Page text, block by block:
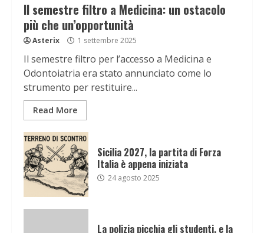
Il semestre filtro a Medicina: un ostacolo
più che un’opportunità
Asterix 1 settembre 2025
Il semestre filtro per l’accesso a Medicina e
Odontoiatria era stato annunciato come lo
strumento per restituire...
Read More
Sicilia 2027, la partita di Forza
Italia è appena iniziata
24 agosto 2025
La polizia picchia gli studenti, e la